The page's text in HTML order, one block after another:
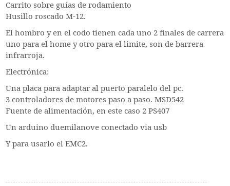
Carrito sobre guías de rodamiento
Husillo roscado M-12.
El hombro y en el codo tienen cada uno 2 finales de carrera
uno para el home y otro para el limite, son de barrera
infrarroja.
Electrónica:
Una placa para adaptar al puerto paralelo del pc.
3 controladores de motores paso a paso. MSD542
Fuente de alimentación, en este caso 2 PS407
Un arduino duemilanove conectado via usb
Y para usarlo el EMC2.